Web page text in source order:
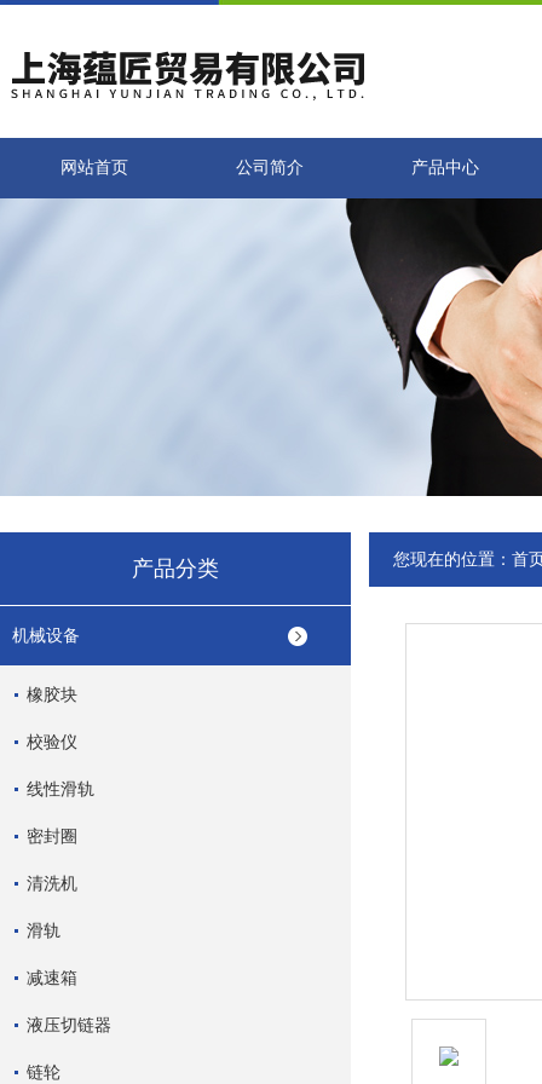
网站首页 公司简介 产品中心
产品分类
机械设备
橡胶块
校验仪
线性滑轨
密封圈
清洗机
滑轨
减速箱
液压切链器
链轮
您现在的位置： 首